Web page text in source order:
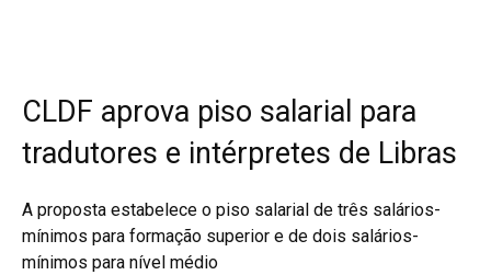
CLDF aprova piso salarial para
tradutores e intérpretes de Libras
A proposta estabelece o piso salarial de três salários-
mínimos para formação superior e de dois salários-
mínimos para nível médio